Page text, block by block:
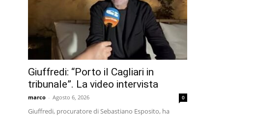
Giuffredi: “Porto il Cagliari in
tribunale”. La video intervista
marco - Agosto 6, 2026 0
Giuffredi, procuratore di Sebastiano Esposito, ha